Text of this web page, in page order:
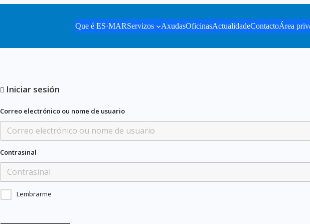
Que é ES·MARServizos AxudasOficinasActualidadeContactoÁrea
Iniciar sesión
Correo electrónico ou nome de usuario
Contrasinal
Lembrarme